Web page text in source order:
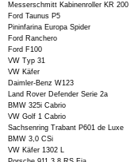
Messerschmitt Kabinenroller KR 200
Ford Taunus P5
Pininfarina Europa Spider
Ford Ranchero
Ford F100
VW Typ 31
VW Käfer
Daimler-Benz W123
Land Rover Defender Serie 2a
BMW 325i Cabrio
VW Golf 1 Cabrio
Sachsenring Trabant P601 de Luxe
BMW 3,0 CSi
VW Käfer 1302 L